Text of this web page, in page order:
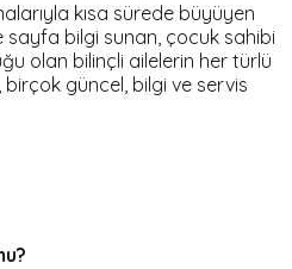
kısa sürede büyüyen
bilgi sunan, çocuk sahibi
olan bilinçli ailelerin her türlü
birçok güncel, bilgi ve servis